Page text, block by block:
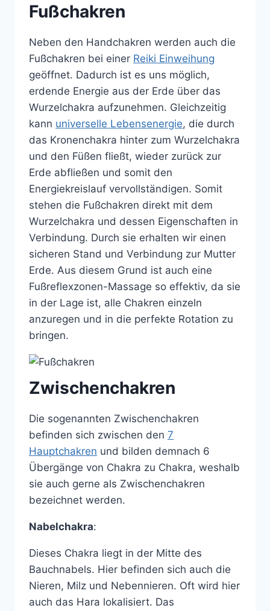
Fußchakren
Neben den Handchakren werden auch die
Fußchakren bei einer Reiki Einweihung
geöffnet. Dadurch ist es uns möglich,
erdende Energie aus der Erde über das
Wurzelchakra aufzunehmen. Gleichzeitig
kann universelle Lebensenergie, die durch
das Kronenchakra hinter zum Wurzelchakra
und den Füßen fließt, wieder zurück zur
Erde abfließen und somit den
Energiekreislauf vervollständigen. Somit
stehen die Fußchakren direkt mit dem
Wurzelchakra und dessen Eigenschaften in
Verbindung. Durch sie erhalten wir einen
sicheren Stand und Verbindung zur Mutter
Erde. Aus diesem Grund ist auch eine
Fußreflexzonen-Massage so effektiv, da sie
in der Lage ist, alle Chakren einzeln
anzuregen und in die perfekte Rotation zu
bringen.
Zwischenchakren
Die sogenannten Zwischenchakren
befinden sich zwischen den 7
Hauptchakren und bilden demnach 6
Übergänge von Chakra zu Chakra, weshalb
sie auch gerne als Zwischenchakren
bezeichnet werden.
Nabelchakra:
Dieses Chakra liegt in der Mitte des
Bauchnabels. Hier befinden sich auch die
Nieren, Milz und Nebennieren. Oft wird hier
auch das Hara lokalisiert. Das